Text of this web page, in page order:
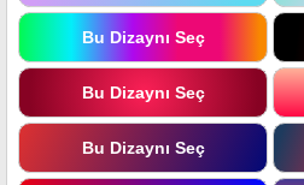
Bu Dizaynı Seç
Bu Dizaynı Seç
Bu Dizaynı Seç